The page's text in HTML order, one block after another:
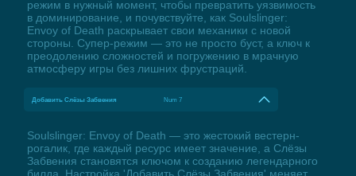
режим в нужный момент, чтобы превратить уязвимость
в доминирование, и почувствуйте, как Soulslinger:
Envoy of Death раскрывает свои механики с новой
стороны. Супер-режим — это не просто буст, а ключ к
преодолению сложностей и погружению в мрачную
атмосферу игры без лишних фрустраций.
Добавить Слёзы Забвения Num 7
Soulslinger: Envoy of Death — это жестокий вестерн-
рогалик, где каждый ресурс имеет значение, а Слёзы
Забвения становятся ключом к созданию легендарного
билда. Настройка 'Добавить Слёзы Забвения' меняет